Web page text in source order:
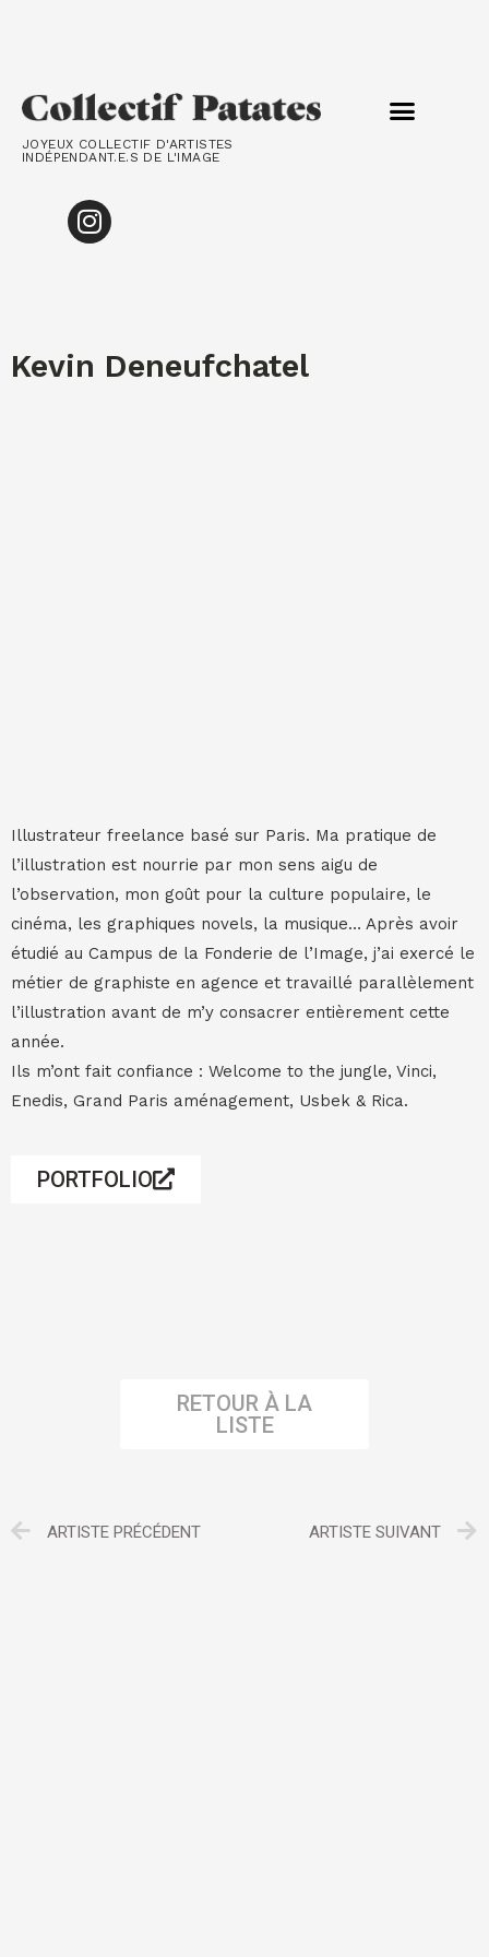
JOYEUX COLLECTIF D'ARTISTES
INDÉPENDANT.E.S DE L'IMAGE
Kevin Deneufchatel
Illustrateur freelance basé sur Paris. Ma pratique de
l’illustration est nourrie par mon sens aigu de
l’observation, mon goût pour la culture populaire, le
cinéma, les graphiques novels, la musique… Après avoir
étudié au Campus de la Fonderie de l’Image, j’ai exercé le
métier de graphiste en agence et travaillé parallèlement
l’illustration avant de m’y consacrer entièrement cette
année.
Ils m’ont fait confiance : Welcome to the jungle, Vinci,
Enedis, Grand Paris aménagement, Usbek & Rica.
PORTFOLIO
RETOUR À LA
LISTE
ARTISTE PRÉCÉDENT ARTISTE SUIVANT